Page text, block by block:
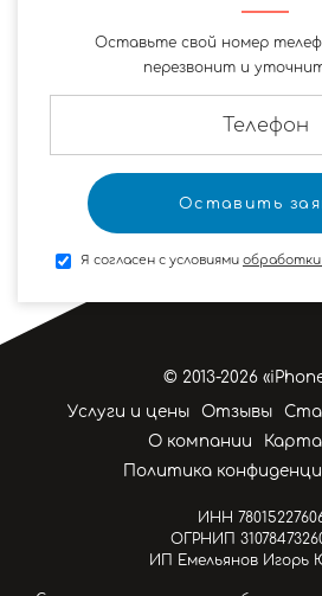
Оставьте свой номер
перезвонит и
Я согласен с условиями обработки
© 2013-2026
Услуги и цены
Отзывы
О компании
Политика
ИНН
ОГРНИП
ИП Емельянов Игорь